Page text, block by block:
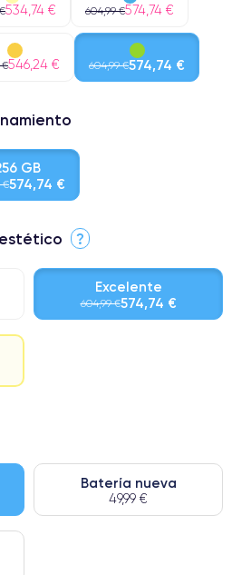
534,74 € 604,99 €574,74 €
€546,24 € 604,99 €574,74 €
GB
€574,74 €
?
Excelente
604,99 €574,74 €
tienen una categoría Premium.
Batería nueva
49,99 €